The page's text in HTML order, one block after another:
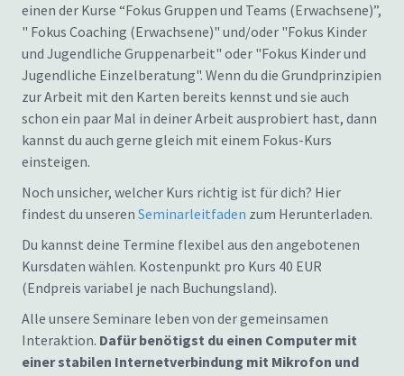
einen der Kurse “Fokus Gruppen und Teams (Erwachsene)”,
" Fokus Coaching (Erwachsene)" und/oder "Fokus Kinder
und Jugendliche Gruppenarbeit" oder "Fokus Kinder und
Jugendliche Einzelberatung". Wenn du die Grundprinzipien
zur Arbeit mit den Karten bereits kennst und sie auch
schon ein paar Mal in deiner Arbeit ausprobiert hast, dann
kannst du auch gerne gleich mit einem Fokus-Kurs
einsteigen.
Noch unsicher, welcher Kurs richtig ist für dich? Hier
findest du unseren Seminarleitfaden zum Herunterladen.
Du kannst deine Termine flexibel aus den angebotenen
Kursdaten wählen. Kostenpunkt pro Kurs 40 EUR
(Endpreis variabel je nach Buchungsland).
Alle unsere Seminare leben von der gemeinsamen
Interaktion. Dafür benötigst du einen Computer mit
einer stabilen Internetverbindung mit Mikrofon und